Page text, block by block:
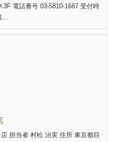
3F 電話番号 03-5810-1687 受付時
...
担当者 村松 治実 住所 東京都目